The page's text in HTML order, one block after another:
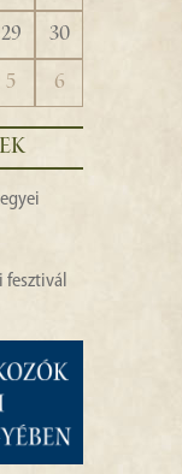
29
30
5 6
fesztivál